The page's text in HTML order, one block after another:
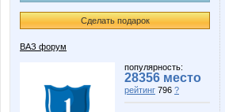
Сделать подарок
ВАЗ форум
популярность:
28356 место
рейтинг 796 ?